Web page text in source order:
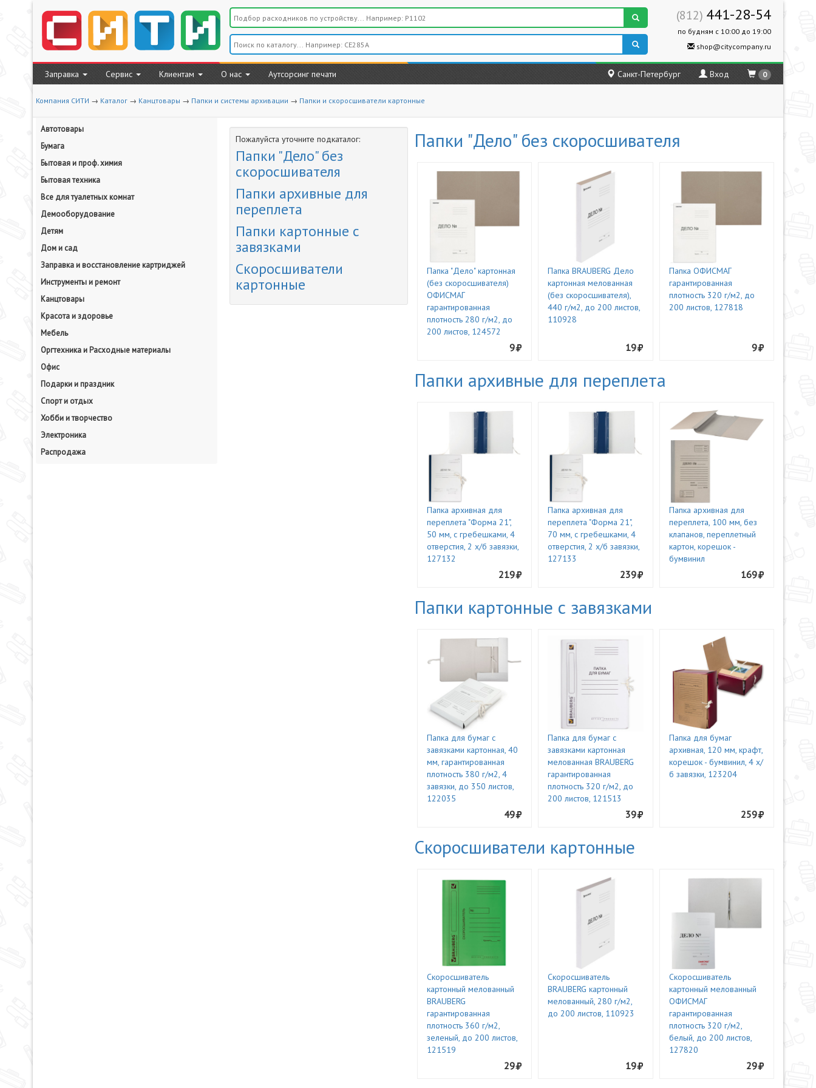
(812) 441-28-54
по будням с 10:00 до 19:00
shop@citycompany.ru
Заправка Сервис Клиентам О нас Аутсорсинг печати Санкт-Петербург Вход 0
Компания СИТИ → Каталог → Канцтовары → Папки и системы архивации → Папки и скоросшиватели картонные
Автотовары
Бумага
Бытовая и проф. химия
Бытовая техника
Все для туалетных комнат
Демооборудование
Детям
Дом и сад
Заправка и восстановление картриджей
Инструменты и ремонт
Канцтовары
Красота и здоровье
Мебель
Оргтехника и Расходные материалы
Офис
Подарки и праздник
Спорт и отдых
Хобби и творчество
Электроника
Распродажа
Пожалуйста уточните подкаталог:
Папки "Дело" без
скоросшивателя
Папки архивные для
переплета
Папки картонные с
завязками
Скоросшиватели
картонные
Папки "Дело" без скоросшивателя
Папка "Дело" картонная
(без скоросшивателя)
ОФИСМАГ
гарантированная
плотность 280 г/м2, до
200 листов, 124572
9
Папка BRAUBERG Дело
картонная мелованная
(без скоросшивателя),
440 г/м2, до 200 листов,
110928
19
Папка ОФИСМАГ
гарантированная
плотность 320 г/м2, до
200 листов, 127818
9
Папки архивные для переплета
Папка архивная для
переплета "Форма 21",
50 мм, с гребешками, 4
отверстия, 2 х/б завязки,
127132
219
Папка архивная для
переплета "Форма 21",
70 мм, с гребешками, 4
отверстия, 2 х/б завязки,
127133
239
Папка архивная для
переплета, 100 мм, без
клапанов, переплетный
картон, корешок -
бумвинил
169
Папки картонные с завязками
Папка для бумаг с
завязками картонная, 40
мм, гарантированная
плотность 380 г/м2, 4
завязки, до 350 листов,
122035
49
Папка для бумаг с
завязками картонная
мелованная BRAUBERG
гарантированная
плотность 320 г/м2, до
200 листов, 121513
39
Папка для бумаг
архивная, 120 мм, крафт,
корешок - бумвинил, 4 х/
б завязки, 123204
259
Скоросшиватели картонные
Скоросшиватель
картонный мелованный
BRAUBERG
гарантированная
плотность 360 г/м2,
зеленый, до 200 листов,
121519
29
Скоросшиватель
BRAUBERG картонный
мелованный, 280 г/м2,
до 200 листов, 110923
19
Скоросшиватель
картонный мелованный
ОФИСМАГ
гарантированная
плотность 320 г/м2,
белый, до 200 листов,
127820
29